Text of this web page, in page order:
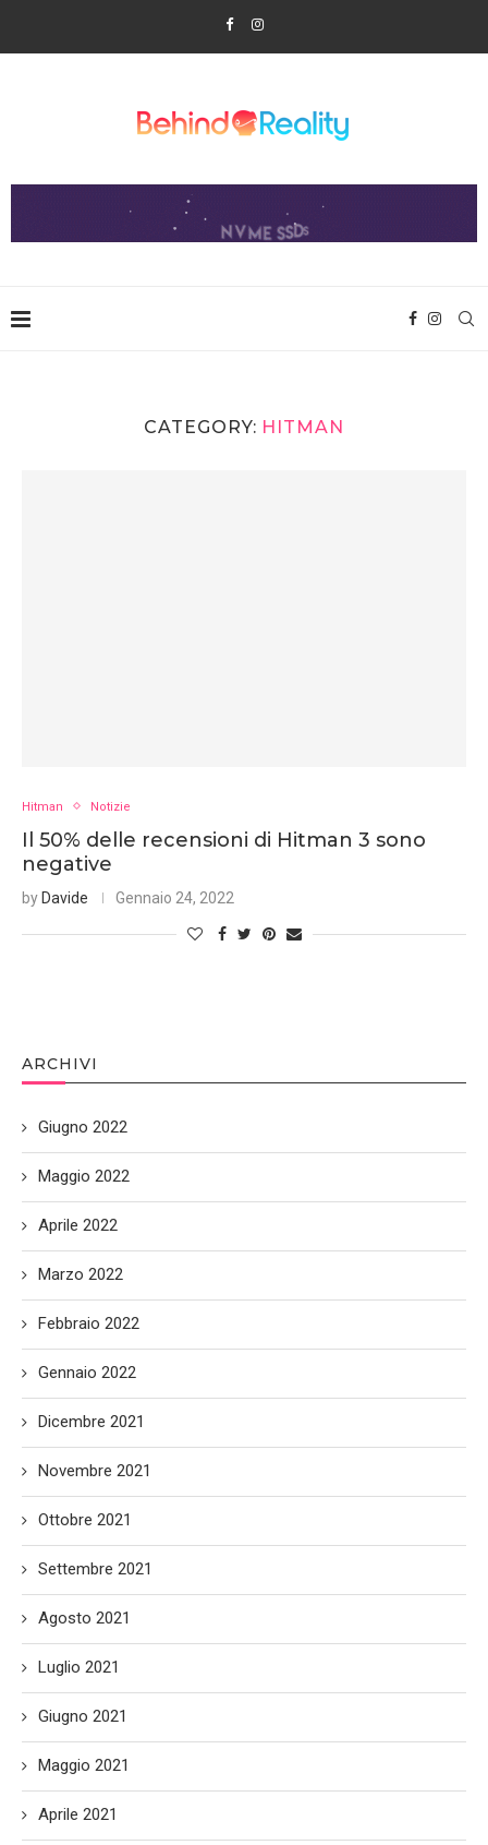
CATEGORY: HITMAN
Hitman Notizie
Il 50% delle recensioni di Hitman 3 sono
negative
by Davide Gennaio 24, 2022
ARCHIVI
Giugno 2022
Maggio 2022
Aprile 2022
Marzo 2022
Febbraio 2022
Gennaio 2022
Dicembre 2021
Novembre 2021
Ottobre 2021
Settembre 2021
Agosto 2021
Luglio 2021
Giugno 2021
Maggio 2021
Aprile 2021